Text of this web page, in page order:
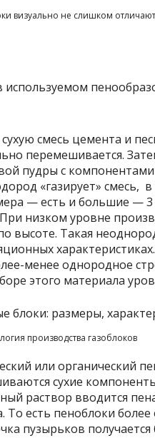
визуально не слишком
смесь цемента и
перемешивается.
пудры с
«газирует» смесь, в
— есть и большие —
низком уровне
высоте. Такая
менее однородное
этого материала
производства газоблоков
или органический
сухие
раствор вводится
есть пеноблоки
пузырьков